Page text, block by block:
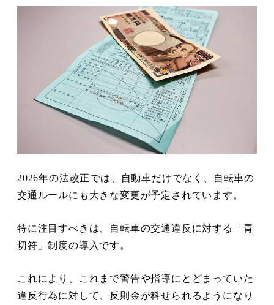
2026年の法改正では、自動車だけでなく、自転車の
交通ルールにも大きな変更が予定されています。
特に注目すべきは、自転車の交通違反に対する「青
切符」制度の導入です。
これにより、これまで警告や指導にとどまっていた
違反行為に対して、反則金が科せられるようになり